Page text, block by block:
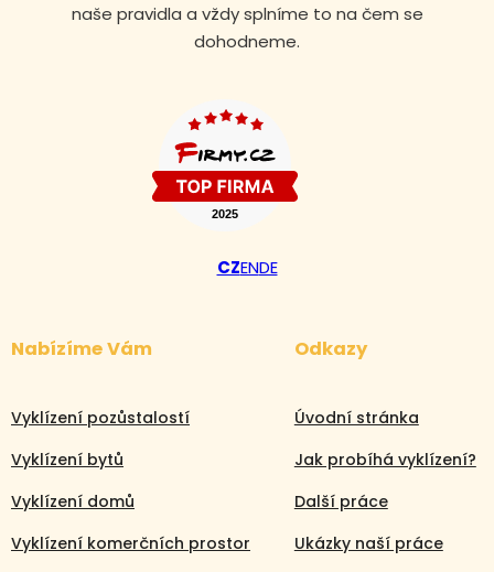
naše pravidla a vždy splníme to na čem se
dohodneme.
CZENDE
Nabízíme Vám
Vyklízení pozůstalostí
Vyklízení bytů
Vyklízení domů
Vyklízení komerčních prostor
Odkazy
Úvodní stránka
Jak probíhá vyklízení?
Další práce
Ukázky naší práce